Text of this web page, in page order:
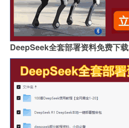
DeepSeek全套部署资料免费下载